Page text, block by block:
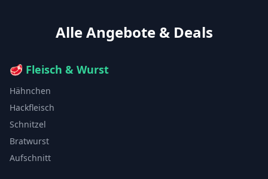
Alle Angebote & Deals
🥩 Fleisch & Wurst
Hähnchen
Hackfleisch
Schnitzel
Bratwurst
Aufschnitt